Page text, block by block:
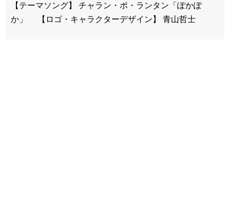
【テーマソング】 チャラン・ポ・ランタン「ぽかぽ
か」 【ロゴ・キャラクターデザイン】 青山哲士